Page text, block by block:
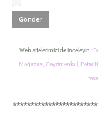
Web sitelerimizi de inceleyin :
Mağazası, Gayrimenkul, Petar